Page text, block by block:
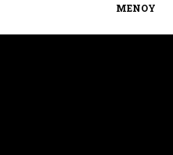
ΜΕΝΟΥ